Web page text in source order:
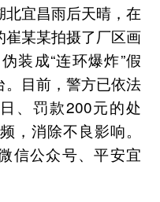
宜昌雨后天晴，在
某某拍摄了厂区画
装成“连环爆炸”假
目前，警方已依法
、罚款200元的处
，消除不良影响。
信公众号、平安宜